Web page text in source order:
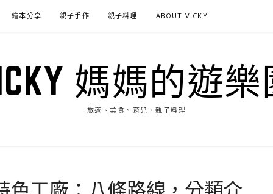
繪本分享 親子手作 親子料理 ABOUT VICKY
媽媽的遊
旅遊、美食、育兒、親子料理